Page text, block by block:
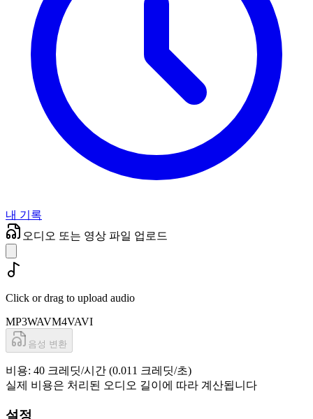
내 기록
오디오 또는 영상 파일 업로드
Click or drag to upload audio
MP3WAVM4VAVI
음성 변환
비용: 40 크레딧/시간 (0.011 크레딧/초)
실제 비용은 처리된 오디오 길이에 따라 계산됩니다
설정